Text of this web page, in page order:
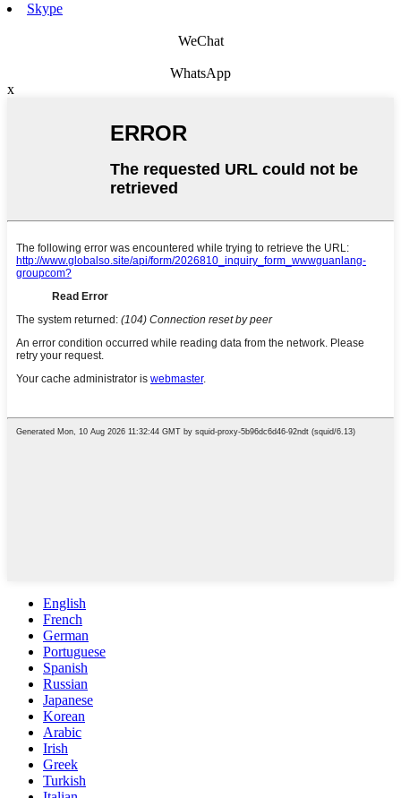
Skype
WeChat
WhatsApp
x
English
French
German
Portuguese
Spanish
Russian
Japanese
Korean
Arabic
Irish
Greek
Turkish